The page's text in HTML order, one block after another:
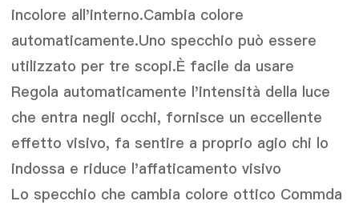
incolore all'interno.Cambia colore
automaticamente.Uno specchio può essere
utilizzato per tre scopi.È facile da usare
Regola automaticamente l'intensità della luce
che entra negli occhi, fornisce un eccellente
effetto visivo, fa sentire a proprio agio chi lo
indossa e riduce l'affaticamento visivo
Lo specchio che cambia colore ottico Commda